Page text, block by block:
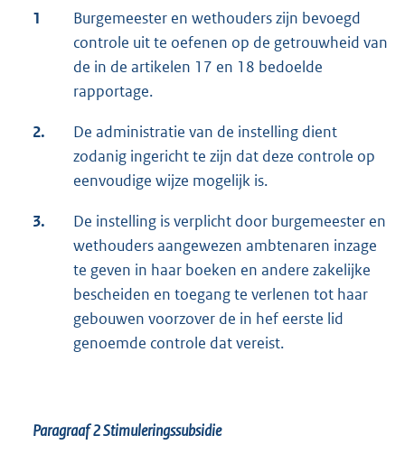
1
Burgemeester en wethouders zijn bevoegd
controle uit te oefenen op de getrouwheid van
de in de artikelen 17 en 18 bedoelde
rapportage.
2.
De administratie van de instelling dient
zodanig ingericht te zijn dat deze controle op
eenvoudige wijze mogelijk is.
3.
De instelling is verplicht door burgemeester en
wethouders aangewezen ambtenaren inzage
te geven in haar boeken en andere zakelijke
bescheiden en toegang te verlenen tot haar
gebouwen voorzover de in hef eerste lid
genoemde controle dat vereist.
Paragraaf 2Stimuleringssubsidie